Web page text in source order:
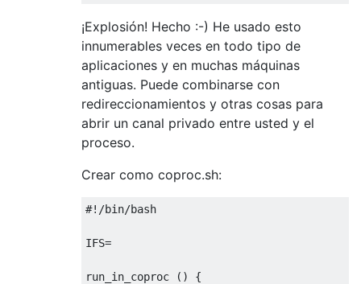
¡Explosión! Hecho :-) He usado esto
innumerables veces en todo tipo de
aplicaciones y en muchas máquinas
antiguas. Puede combinarse con
redireccionamientos y otras cosas para
abrir un canal privado entre usted y el
proceso.
Crear como coproc.sh:
#!/bin/bash
IFS=
run_in_coproc () {